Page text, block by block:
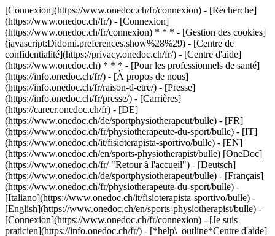
[Connexion](https://www.onedoc.ch/fr/connexion) - [Recherche]
(https://www.onedoc.ch/fr/) - [Connexion]
(https://www.onedoc.ch/fr/connexion) * * * - [Gestion des cookies]
(javascript:Didomi.preferences.show%28%29) - [Centre de
confidentialité](https://privacy.onedoc.ch/fr/) - [Centre d'aide]
(https://www.onedoc.ch) * * * - [Pour les professionnels de santé]
(https://info.onedoc.ch/fr/) - [À propos de nous]
(https://info.onedoc.ch/fr/raison-d-etre/) - [Presse]
(https://info.onedoc.ch/fr/presse/) - [Carrières]
(https://career.onedoc.ch/fr) - [DE]
(https://www.onedoc.ch/de/sportphysiotherapeut/bulle) - [FR]
(https://www.onedoc.ch/fr/physiotherapeute-du-sport/bulle) - [IT]
(https://www.onedoc.ch/it/fisioterapista-sportivo/bulle) - [EN]
(https://www.onedoc.ch/en/sports-physiotherapist/bulle) [OneDoc]
(https://www.onedoc.ch/fr/ "Retour à l'accueil") - [Deutsch]
(https://www.onedoc.ch/de/sportphysiotherapeut/bulle) - [Français]
(https://www.onedoc.ch/fr/physiotherapeute-du-sport/bulle) -
[Italiano](https://www.onedoc.ch/it/fisioterapista-sportivo/bulle) -
[English](https://www.onedoc.ch/en/sports-physiotherapist/bulle) -
[Connexion](https://www.onedoc.ch/fr/connexion) - [Je suis
praticien](https://info.onedoc.ch/fr/) - [*help\_outline*Centre d'aide]